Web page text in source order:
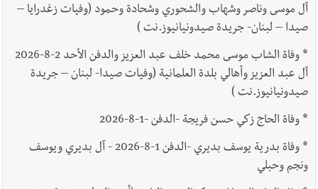
آل موسى وناصر وشهاب والشحوري وشحادة وحمود (وفيات زغدرايا –
صيدا – لبنان- جريدة صيدونيانيوز.نت )
*
وفاة الشاب موسى محمد خلف عبد العزيز والدفن الأحد 2-8-2026
آل عبد العزيز وأهالي بلدة العلمانية (وفيات صيدا- لبنان – جريدة
صيدونيانيوز.نت )
*وفاة الحاج زكي حسن فريجة -الدفن -1-8-2026
*
وفاة بدرية يوسف بديري -الدفن 1-8-2026 - آل بديري ويوسف
ونجم وحبلي